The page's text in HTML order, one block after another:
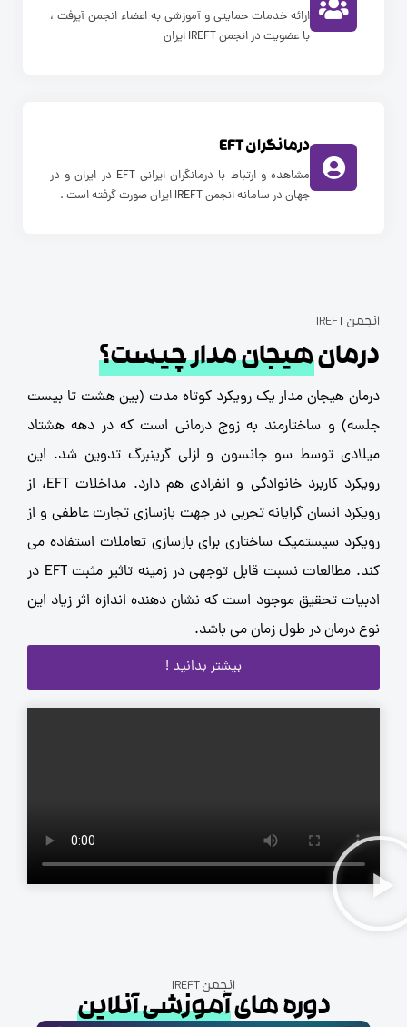
ارائه خدمات حمایتی و آموزشی به اعضاء انجمن آیرفت ،
با عضویت در انجمن IREFT ایران
درمانگران EFT
مشاهده و ارتباط با درمانگران ایرانی EFT در ایران و در
جهان در سامانه انجمن IREFT ایران صورت گرفته است .
هیجان مدار چیست؟
هیجان مدار یک رویکرد کوتاه مدت (بین هشت تا بیست
و ساختارمند به زوج درمانی است که در دهه هشتاد
توسط سو جانسون و لزلی گرینبرگ تدوین شد. این
رویکرد کاربرد خانوادگی و انفرادی هم دارد. مداخلات EFT، از
انسان گرایانه تجربی در جهت بازسازی تجارت عاطفی و از
سیستمیک ساختاری برای بازسازی تعاملات استفاده می
کند. مطالعات نسبت قابل توجهی در زمینه تاثیر مثبت EFT در
تحقیق موجود است که نشان دهنده اندازه اثر زیاد این
درمان در طول زمان می باشد.
بیشتر بدانید !
دوره هایآموزشی آنلاین